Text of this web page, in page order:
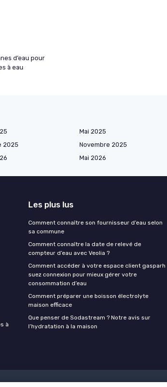
d’eau pour
à eau
Mai 2025
2025 Novembre 2025
Mai 2026
à
Les plus lus
Comment connaître son fournisseur d’eau selon
sa commune
Comment connaître la date de relevé de
compteur d’eau avec Veolia ?
Comment accéder à votre espace client gasparh
suez connexion pour mieux gérer votre
consommation d’eau
Comment préparer une boisson électrolyte
maison efficace
Que penser de Sodastream ? Notre avis sur
l’hydratation à la maison